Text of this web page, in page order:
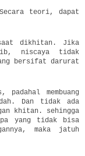
teori, dapat
saat dikhitan. Jika
niscaya tidak
bersifat darurat
membuang
Dan tidak ada
khitan. sehingga
yang tidak bisa
maka jatuh